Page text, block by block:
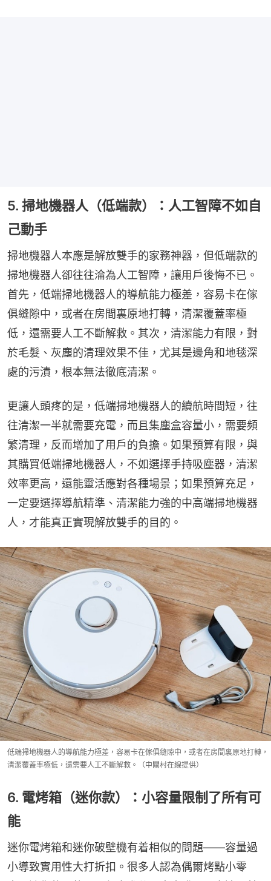
5. 掃地機器人（低端款）：人工智障不如自
己動手
掃地機器人本應是解放雙手的家務神器，但低端款的
掃地機器人卻往往淪為人工智障，讓用戶後悔不已。
首先，低端掃地機器人的導航能力極差，容易卡在傢
俱縫隙中，或者在房間裏原地打轉，清潔覆蓋率極
低，還需要人工不斷解救。其次，清潔能力有限，對
於毛髮、灰塵的清理效果不佳，尤其是邊角和地毯深
處的污漬，根本無法徹底清潔。
更讓人頭疼的是，低端掃地機器人的續航時間短，往
往清潔一半就需要充電，而且集塵盒容量小，需要頻
繁清理，反而增加了用戶的負擔。如果預算有限，與
其購買低端掃地機器人，不如選擇手持吸塵器，清潔
效率更高，還能靈活應對各種場景；如果預算充足，
一定要選擇導航精準、清潔能力強的中高端掃地機器
人，才能真正實現解放雙手的目的。
低端掃地機器人的導航能力極差，容易卡在傢俱縫隙中，或者在房間裏原地打轉，
清潔覆蓋率極低，還需要人工不斷解救。（中關村在線提供）
6. 電烤箱（迷你款）：小容量限制了所有可
能
迷你電烤箱和迷你破壁機有着相似的問題——容量過
小導致實用性大打折扣。很多人認為偶爾烤點小零